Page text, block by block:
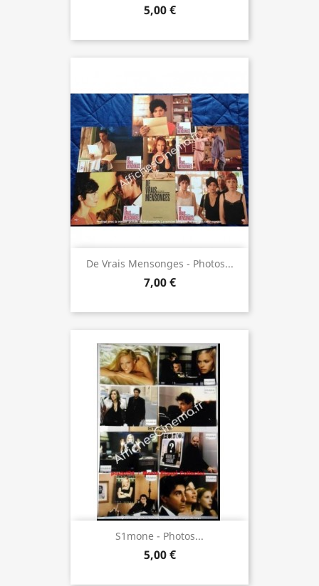
5,00 €
De Vrais Mensonges - Photos...
7,00 €
S1mone - Photos...
5,00 €